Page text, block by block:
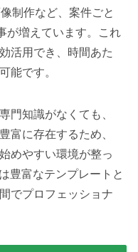
制作など、案件ごと
が増えています。これ
活用でき、時間あた
能です。
門知識がなくても、
富に存在するため、
めやすい環境が整っ
豊富なテンプレートと
でプロフェッショナ